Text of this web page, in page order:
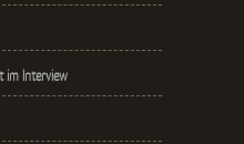
im Interview